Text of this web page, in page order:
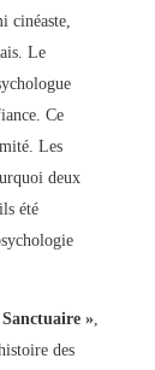
cinéaste,
Le
Ce
Les
deux
été
»,
des